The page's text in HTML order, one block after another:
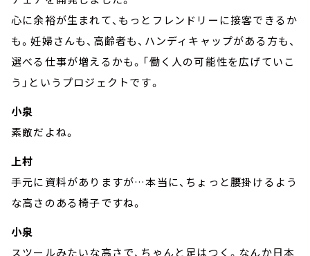
心に余裕が生まれて、もっとフレンドリーに接客できるか
も。妊婦さんも、高齢者も、ハンディキャップがある方も、
選べる仕事が増えるかも。「働く人の可能性を広げていこ
う」というプロジェクトです。
小泉
素敵だよね。
上村
手元に資料がありますが…本当に、ちょっと腰掛けるよう
な高さのある椅子ですね。
小泉
スツールみたいな高さで、ちゃんと足はつく。なんか日本